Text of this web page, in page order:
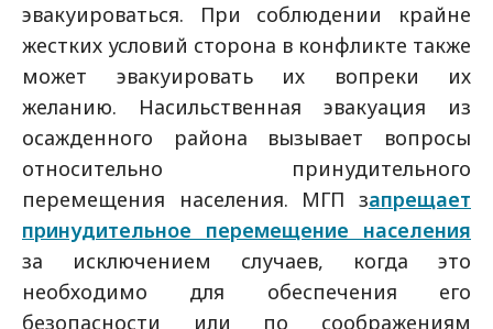
эвакуироваться. При соблюдении крайне
жестких условий сторона в конфликте также
может эвакуировать их вопреки их
желанию. Насильственная эвакуация из
осажденного района вызывает вопросы
относительно принудительного
перемещения населения. МГП запрещает
принудительное перемещение населения
за исключением случаев, когда это
необходимо для обеспечения его
безопасности или по соображениям